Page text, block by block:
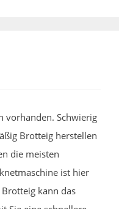
vorhanden. Schwierig
Brotteig herstellen
die meisten
ist hier
kann das